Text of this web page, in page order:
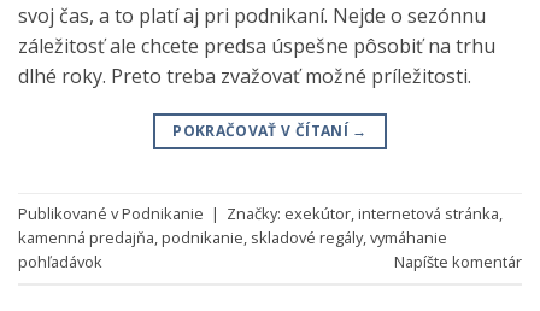
svoj čas, a to platí aj pri podnikaní. Nejde o sezónnu
záležitosť ale chcete predsa úspešne pôsobiť na trhu
dlhé roky. Preto treba zvažovať možné príležitosti.
POKRAČOVAŤ V ČÍTANÍ →
Publikované vPodnikanie | Značky: exekútor,internetová stránka,
kamenná predajňa,podnikanie, skladové regály,vymáhanie
pohľadávok
Napíšte komentár